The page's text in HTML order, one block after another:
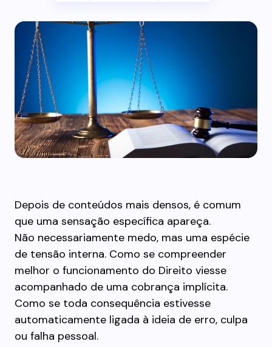
Depois de conteúdos mais densos, é comum
que uma sensação específica apareça.
Não necessariamente medo, mas uma espécie
de tensão interna. Como se compreender
melhor o funcionamento do Direito viesse
acompanhado de uma cobrança implícita.
Como se toda consequência estivesse
automaticamente ligada à ideia de erro, culpa
ou falha pessoal.